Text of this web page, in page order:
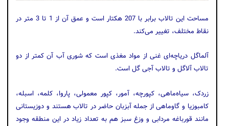
مساحت این تالاب برابر با 207 هکتار است و عمق آن از 1 تا 3 متر در
نقاط مختلف، تغییر می‌کند.
آلماگل دریاچه‌ای غنی از مواد مغذی است که شوری آب آن کمتر از دو
تالاب آلاگل و تالاب آجی گل است.
زردک، سیاه‌ماهی، کپورچه، آمور، کپور معمولی، پاروا، کلمه، اسبله،
کامبوزیا و گاوماهی از جمله آبزبان حاضر در تالاب هستند و دوزیستانی
مانند قورباغه مردابی و وزغ سبز هم به تعداد زیاد در این منطقه وجود